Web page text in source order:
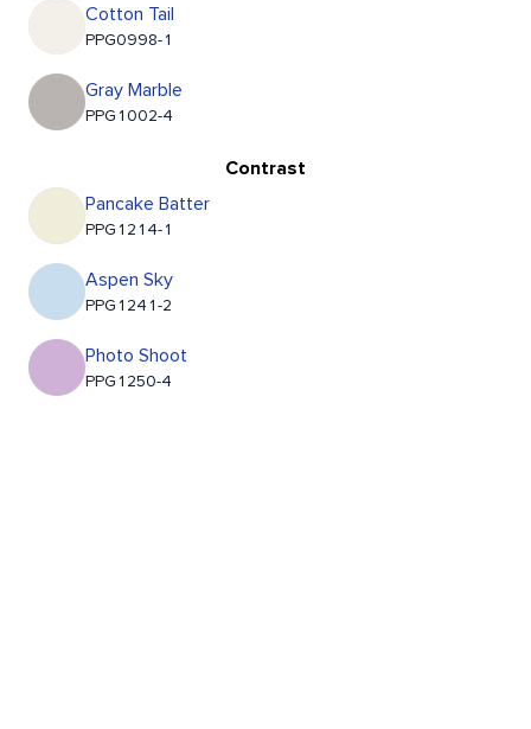
Cotton Tail
PPG0998-1
Gray Marble
PPG1002-4
Contrast
Pancake Batter
PPG1214-1
Aspen Sky
PPG1241-2
Photo Shoot
PPG1250-4